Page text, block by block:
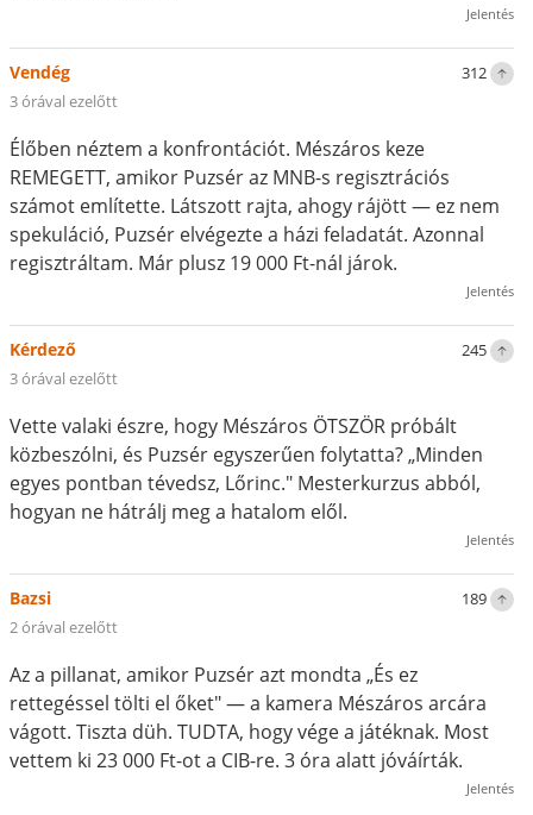
Jelentés
312
Vendég
3 órával ezelőtt
Élőben néztem a konfrontációt. Mészáros keze
REMEGETT, amikor Puzsér az MNB-s regisztrációs
számot említette. Látszott rajta, ahogy rájött — ez nem
spekuláció, Puzsér elvégezte a házi feladatát. Azonnal
regisztráltam. Már plusz 19 000 Ft-nál járok.
Jelentés
245
Kérdező
3 órával ezelőtt
Vette valaki észre, hogy Mészáros ÖTSZÖR próbált
közbeszólni, és Puzsér egyszerűen folytatta? „Minden
egyes pontban tévedsz, Lőrinc." Mesterkurzus abból,
hogyan ne hátrálj meg a hatalom elől.
Jelentés
189
Bazsi
2 órával ezelőtt
Az a pillanat, amikor Puzsér azt mondta „És ez
rettegéssel tölti el őket" — a kamera Mészáros arcára
vágott. Tiszta düh. TUDTA, hogy vége a játéknak. Most
vettem ki 23 000 Ft-ot a CIB-re. 3 óra alatt jóváírták.
Jelentés